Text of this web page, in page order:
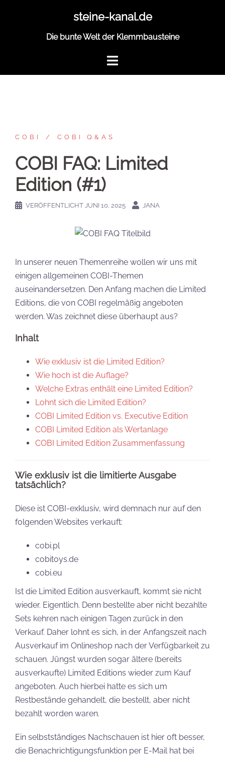
steine-kanal.de
Die bunte Welt der Klemmbausteine
COBI COBI Q&AS
COBI FAQ: Limited
Edition (#1)
VERÖFFENTLICHT JUNI 10, 2025 JANA
In unserer neuen Themenreihe wollen wir uns mit
einigen allgemeinen COBI-Themen
auseinandersetzen. Den Anfang machen die Limited
Editions, die von COBI regelmäßig angeboten
werden. Was zeichnet diese überhaupt aus?
Inhalt
Wie exklusiv ist die Limited Edition?
Wie hoch ist die Auflage?
Welche Extras enthält eine Limited Edition?
Lohnt sich die Limited Edition?
COBI Limited Edition vs. Executive Edition
COBI Limited Edition als Wertanlage
COBI Limited Edition Zusammenfassung
Wie exklusiv ist die limitierte Ausgabe
tatsächlich?
Diese ist COBI-exklusiv, wird demnach nur auf den
folgenden Websites verkauft:
cobi.pl
cobitoys.de
cobi.eu
Ist die Limited Edition ausverkauft, kommt sie nicht
wieder. Eigentlich. Denn bestellte aber nicht bezahlte
Sets kehren nach einigen Tagen zurück in den
Verkauf. Daher lohnt es sich, in der Anfangszeit nach
Ausverkauf im Onlineshop nach der Verfügbarkeit zu
schauen. Jüngst wurden sogar ältere (bereits
ausverkaufte) Limited Editions wieder zum Kauf
angeboten. Auch hierbei hatte es sich um
Restbestände gehandelt, die bestellt, aber nicht
bezahlt worden waren.
Ein selbstständiges Nachschauen ist hier oft besser,
die Benachrichtigungsfunktion per E-Mail hat bei